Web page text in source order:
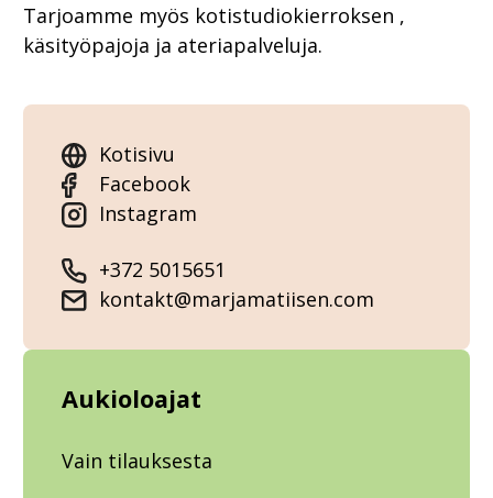
Tarjoamme myös kotistudiokierroksen ,
käsityöpajoja ja ateriapalveluja.
Kotisivu
Facebook
Instagram
+372 5015651
kontakt@marjamatiisen.com
Aukioloajat
Vain tilauksesta